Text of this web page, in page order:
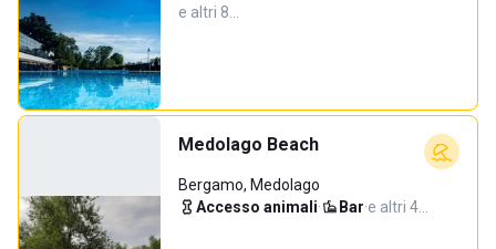
e altri 8…
Medolago Beach
Bergamo, Medolago
Accesso animali· Bar·e altri 4…